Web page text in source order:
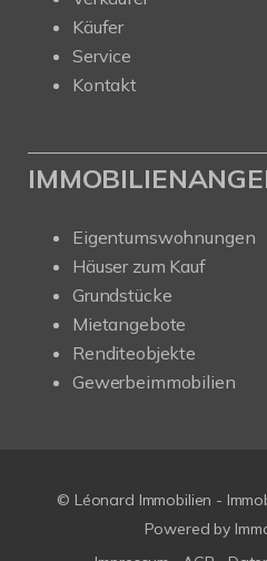
Käufer
Service
Kontakt
Eigentumswohnungen
Häuser zum Kauf
Grundstücke
Mietangebote
Renditeobjekte
Gewerbeimmobilien
© Léonard Immobilien -
Powered by